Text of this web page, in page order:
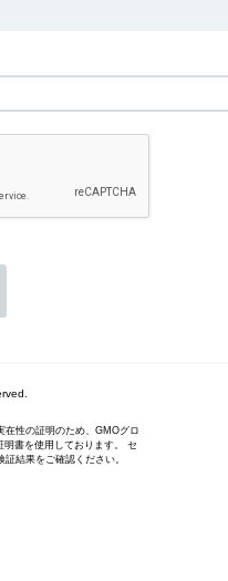
在性の証明のため、GMOグロ
書を使用しております。 セ
結果をご確認ください。